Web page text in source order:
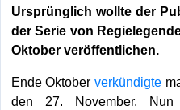
Ursprünglich wollte der
der Serie von
Oktober veröffentlichen.
Ende Oktoberverkündigte
den 27. November.